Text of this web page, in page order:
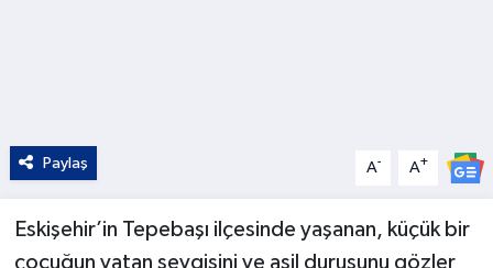
Paylaş A- A+
Eskişehir’in Tepebaşı ilçesinde yaşanan, küçük bir
çocuğun vatan sevgisini ve asil duruşunu gözler